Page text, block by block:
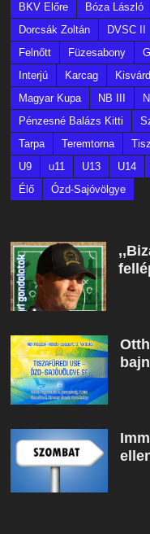
BKV Előre Bóza László
Dorcsák Zoltán
DVSC II
Felnőtt
Füzesabony
Interjú
Karcag
Magyar Kupa
NB III
Pénzesné Balázs Kitti
Tarpa
Teremtorna
U9
u11 U13 U14
Élő
Ózd-Sajóvölgye